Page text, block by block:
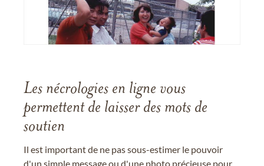
Les nécrologies en ligne vous
permettent de laisser des mots de
soutien
Il est important de ne pas sous-estimer le pouvoir
d'un simple message ou d'une photo précieuse pour